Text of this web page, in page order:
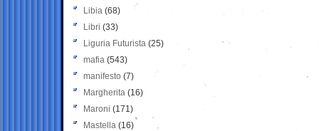
Libia (68)
Libri (33)
Liguria Futurista (25)
mafia (543)
manifesto (7)
Margherita (16)
Maroni (171)
Mastella (16)